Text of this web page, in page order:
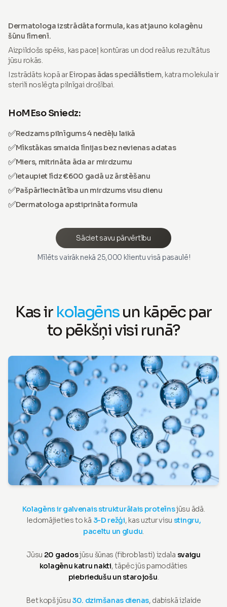
Dermatologa izstrādāta formula, kas atjauno kolagēnu
šūnu līmenī.
Aizpildošs spēks, kas paceļ kontūras un dod reālus rezultātus
jūsu rokās.
Izstrādāts kopā arEiropas ādas speciālistiem, katra molekula ir
sterili noslēgta pilnīgai drošībai.
HoMEso Sniedz:
✅Redzams pilnīgums 4 nedēļu laikā
✅Mīkstākas smaida līnijas bez nevienas adatas
✅Miers, mitrināta āda ar mirdzumu
✅Ietaupiet līdz €600 gadā uz ārstēšanu
✅Pašpārliecinātība un mirdzums visu dienu
✅Dermatologa apstiprināta formula
Sāciet savu pārvērtību
Mīlēts vairāk nekā 25,000 klientu visā pasaulē!
Kas ir kolagēnsun kāpēc par
to pēkšņi visi runā?
Kolagēns ir galvenais strukturālais proteīnsjūsu ādā.
Iedomājieties to kā 3-D režģi, kas uztur visu stingru,
paceltu un gludu.
Jūsu 20 gadosjūsu šūnas (fibroblasti) izdala svaigu
kolagēnu katru nakti, tāpēc jūs pamodāties
piebriedušu un starojošu.
Bet kopš jūsu 30. dzimšanas dienas, dabiskā izlaide